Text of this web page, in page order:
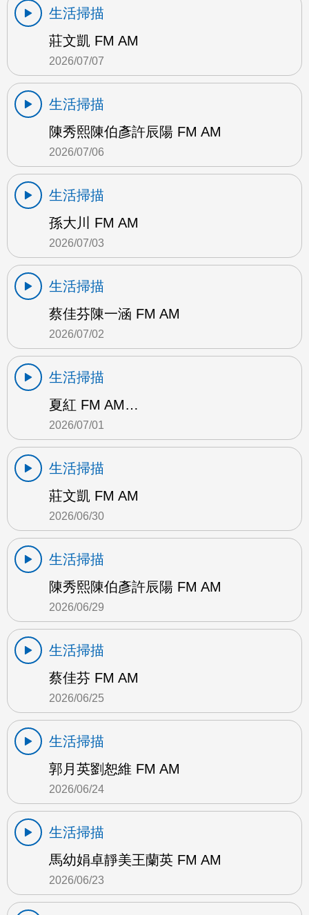
生活掃描
莊文凱 FM AM
2026/07/07
生活掃描
陳秀熙陳伯彥許辰陽 FM AM
2026/07/06
生活掃描
孫大川 FM AM
2026/07/03
生活掃描
蔡佳芬陳一涵 FM AM
2026/07/02
生活掃描
夏紅 FM AM…
2026/07/01
生活掃描
莊文凱 FM AM
2026/06/30
生活掃描
陳秀熙陳伯彥許辰陽 FM AM
2026/06/29
生活掃描
蔡佳芬 FM AM
2026/06/25
生活掃描
郭月英劉恕維 FM AM
2026/06/24
生活掃描
馬幼娟卓靜美王蘭英 FM AM
2026/06/23